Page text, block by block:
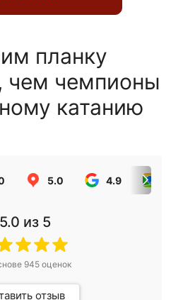
планку
чем чемпионы
катанию
5.0 4.9
5.0 из 5
945оценок
отзыв